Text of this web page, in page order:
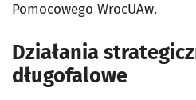
Pomocowego WrocUAw.
Działania
długofalowe